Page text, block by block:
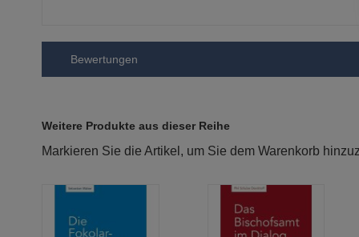
Bewertungen
Weitere Produkte aus dieser Reihe
Markieren Sie die Artikel, um Sie dem Warenkorb